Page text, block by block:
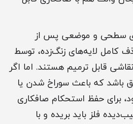
سطحی و موضعی پس از
کامل لایه‌های زنگ‌زده، توسط
قابل ترمیم هستند. اما اگر
باشد که باعث سوراخ شدن یا
برای حفظ استحکام صافکاری
فلز باید بریده و با